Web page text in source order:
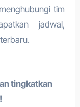
tim
jadwal,
tingkatkan